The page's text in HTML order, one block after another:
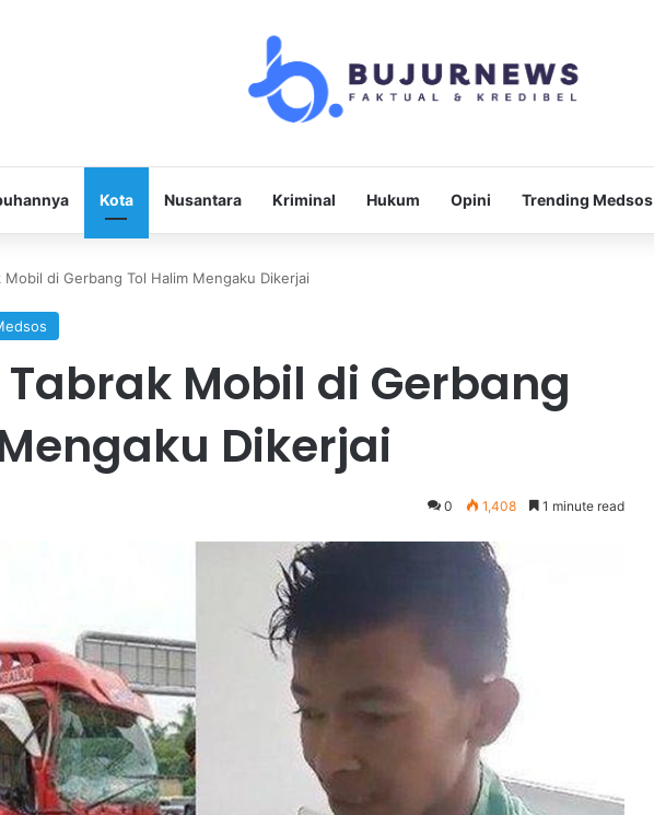
Kota Nusantara Kriminal Hukum Opini Trending Medsos
Mobil di Gerbang Tol Halim Mengaku Dikerjai
Tabrak Mobil di Gerbang
Dikerjai
0 1,408 1 minute read